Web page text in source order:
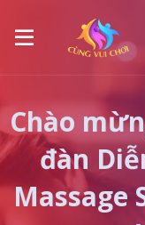
Chào
đàn
Massage